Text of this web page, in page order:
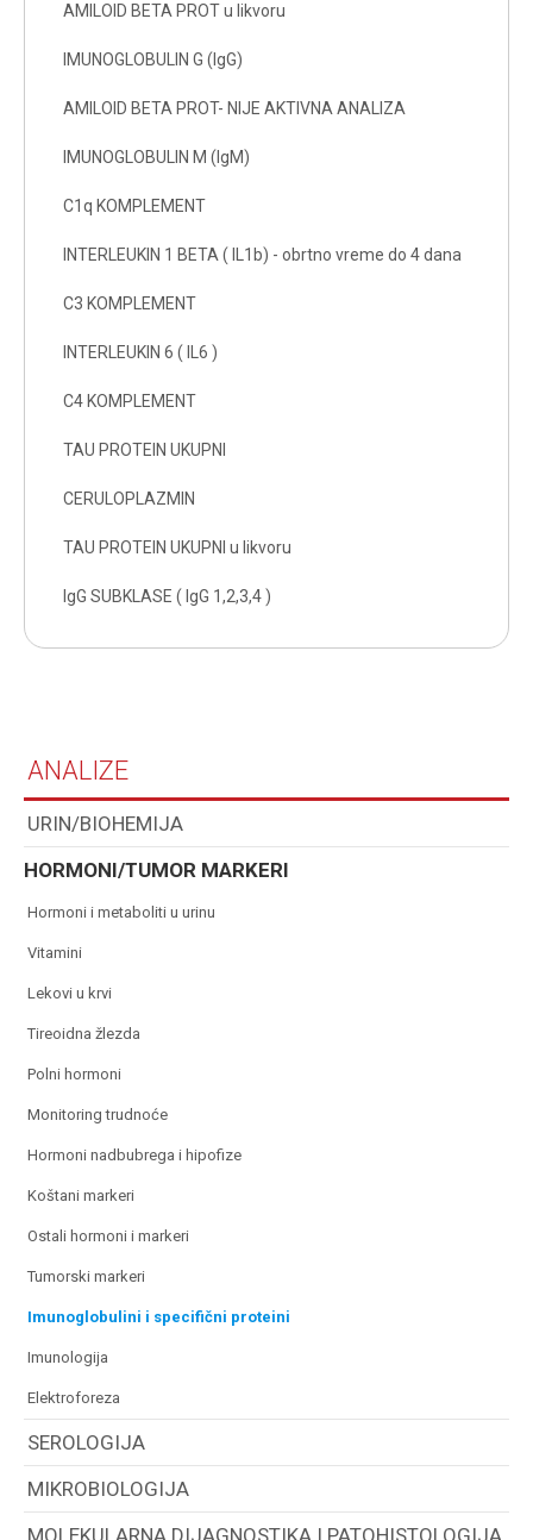
AMILOID BETA PROT u likvoru
IMUNOGLOBULIN G (IgG)
AMILOID BETA PROT- NIJE AKTIVNA ANALIZA
IMUNOGLOBULIN M (IgM)
C1q KOMPLEMENT
INTERLEUKIN 1 BETA ( IL1b) - obrtno vreme do 4 dana
C3 KOMPLEMENT
INTERLEUKIN 6 ( IL6 )
C4 KOMPLEMENT
TAU PROTEIN UKUPNI
CERULOPLAZMIN
TAU PROTEIN UKUPNI u likvoru
IgG SUBKLASE ( IgG 1,2,3,4 )
ANALIZE
URIN/BIOHEMIJA
HORMONI/TUMOR MARKERI
hormoni i metaboliti u urinu
vitamini
lekovi u krvi
tireoidna žlezda
polni hormoni
monitoring trudnoće
hormoni nadbubrega i hipofize
koštani markeri
ostali hormoni i markeri
tumorski markeri
imunoglobulini i specifični proteini
imunologija
elektroforeza
SEROLOGIJA
MIKROBIOLOGIJA